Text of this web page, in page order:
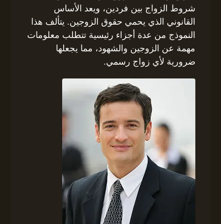
شروط الزواج بين فردين، ويعد الأساس
القانوني الذي يحمي حقوق الزوجين. يتألف هذا
النموذج من عدة أجزاء رئيسية تتطلب معلومات
مهمة عن الزوجين والشهود، مما يجعلها
ضرورية لأي زواج رسمي.